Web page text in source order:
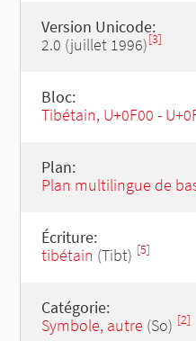
Version Unicode:
2.0 (juillet 1996)[3]
Bloc:
Tibétain, U+0F00 -
Plan:
Plan multilingue de
Écriture:
tibétain (Tibt) [5]
Catégorie:
Symbole, autre (So) [2]